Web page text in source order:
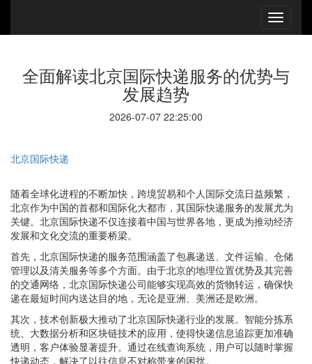
全面解读北京国际快递服务的优势与
发展趋势
2026-07-07 22:25:00
北京国际快递
随着全球化进程的不断加快，跨境贸易和个人国际交流日益频繁，
北京作为中国的首都和国际化大都市，其国际快递服务的发展尤为
关键。北京国际快递不仅连接着中国与世界各地，更成为推动经济
发展和文化交流的重要桥梁。
首先，北京国际快递的服务范围涵盖了包裹递送、文件运输、仓储
管理以及清关服务等多个方面。由于北京的地理位置优势及其完善
的交通网络，北京国际快递公司能够实现高效的货物转运，确保快
递在最短时间内送达目的地，无论是亚洲、美洲还是欧洲。
其次，技术创新极大推动了北京国际快递行业的发展。智能分拣系
统、大数据分析和区块链技术的应用，使得快递信息追踪更加准确
透明，客户体验显著提升。通过在线查询系统，用户可以随时掌握
快递动态，解决了以往信息不对称带来的困扰。